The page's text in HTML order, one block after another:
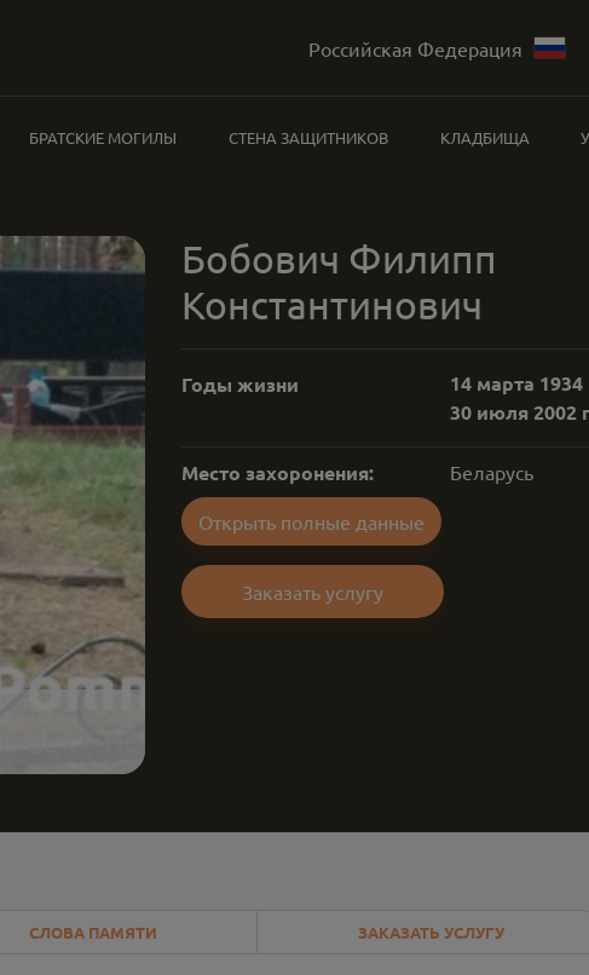
Российская Федерация
БРАТСКИЕ МОГИЛЫ СТЕНА ЗАЩИТНИКОВ КЛАДБИЩА
Бобович Филипп
Константинович
Годы жизни
14 марта 1934
30 июля 2002
Место захоронения: Беларусь
Открыть полные данные
Заказать услугу
СЛОВА ПАМЯТИ ЗАКАЗАТЬ УСЛУГУ